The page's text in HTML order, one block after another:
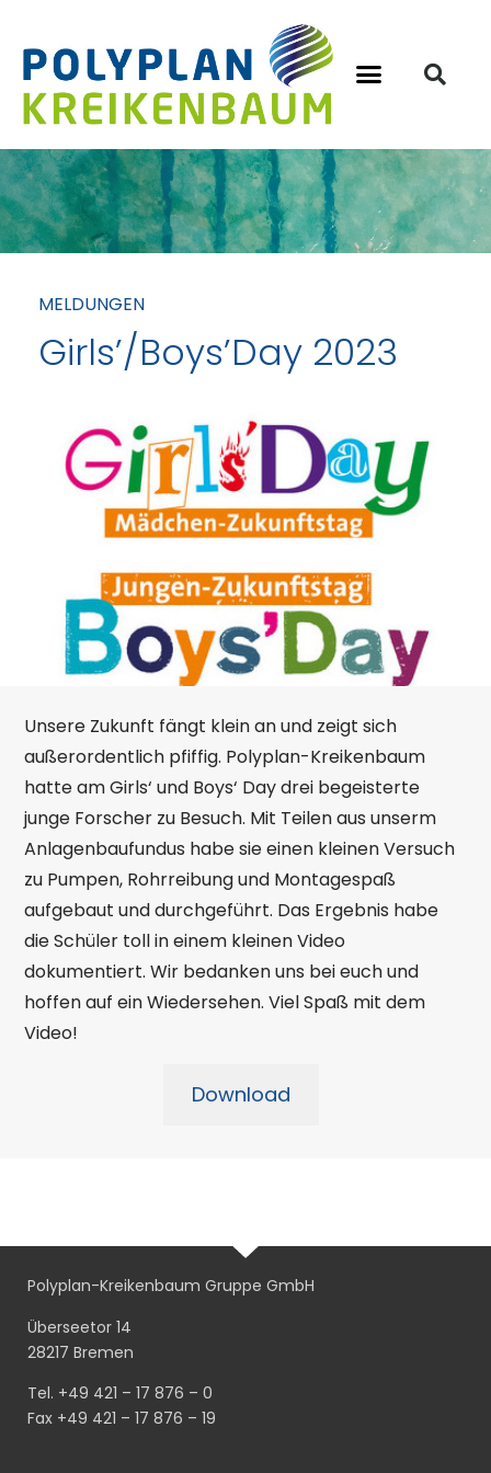
MELDUNGEN
Girls’/Boys’Day 2023
Unsere Zukunft fängt klein an und zeigt sich
außerordentlich pfiffig. Polyplan-Kreikenbaum
hatte am Girls‘ und Boys‘ Day drei begeisterte
junge Forscher zu Besuch. Mit Teilen aus unserm
Anlagenbaufundus habe sie einen kleinen Versuch
zu Pumpen, Rohrreibung und Montagespaß
aufgebaut und durchgeführt. Das Ergebnis habe
die Schüler toll in einem kleinen Video
dokumentiert. Wir bedanken uns bei euch und
hoffen auf ein Wiedersehen. Viel Spaß mit dem
Video!
Download
Polyplan-Kreikenbaum Gruppe GmbH
Überseetor 14
28217 Bremen
Tel. +49 421 – 17 876 – 0
Fax +49 421 – 17 876 – 19